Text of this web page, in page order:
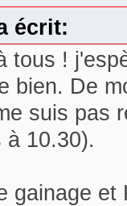
écrit:
tous !
bien. De
suis pas
à 10.30).
gainage et